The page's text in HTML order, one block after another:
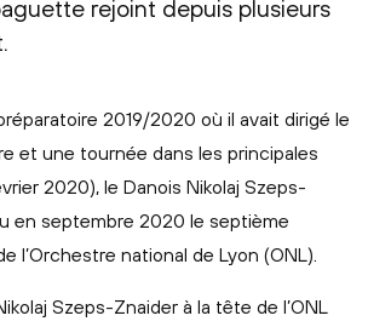
rejoint depuis plusieurs
2019/2020 où il avait dirigé le
et une tournée dans les principales
2020), le Danois Nikolaj Szeps-
en septembre 2020 le septième
l’Orchestre national de Lyon (ONL).
Szeps-Znaider à la tête de l’ONL